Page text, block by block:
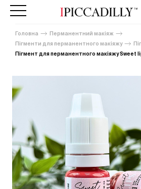
Головна
Перманентний макіяж
Пігменти для перманентного макіяжу
Пігмент для перманентного макіяжу Sweet